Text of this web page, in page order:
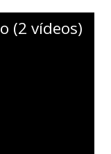
(2 vídeos)